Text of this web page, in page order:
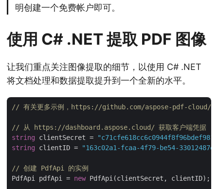
明创建一个免费帐户即可。
使用 C# .NET 提取 PDF 图像
让我们重点关注图像提取的细节，以使用 C# .NET
将文档处理和数据提取提升到一个全新的水平。
// 有关更多示例，https://github.com/aspose-pdf-cloud/
// 从 https://dashboard.aspose.cloud/ 获取客户端凭据
string clientSecret =
string clientID = "163c02a1-fcaa-4f79-be54-
// 创建 PdfApi 的实例
PdfApi pdfApi = new PdfApi(clientSecret, clientID);